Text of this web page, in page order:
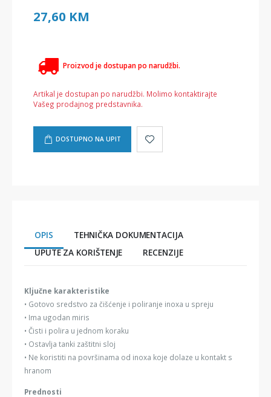
27,60 KM
Proizvod je dostupan po narudžbi.
Artikal je dostupan po narudžbi. Molimo kontaktirajte
Vašeg prodajnog predstavnika.
DOSTUPNO NA UPIT
OPIS
TEHNIČKA DOKUMENTACIJA
UPUTE ZA KORIŠTENJE
RECENZIJE
Ključne karakteristike
• Gotovo sredstvo za čišćenje i poliranje inoxa u spreju
• Ima ugodan miris
• Čisti i polira u jednom koraku
• Ostavlja tanki zaštitni sloj
• Ne koristiti na površinama od inoxa koje dolaze u kontakt s
hranom
Prednosti